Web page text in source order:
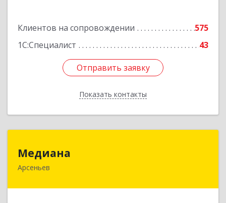
Клиентов на сопровождении
575
1С:Специалист
43
Отправить заявку
Показать контакты
Отправить заявку
Назад
Медиана
Арсеньев